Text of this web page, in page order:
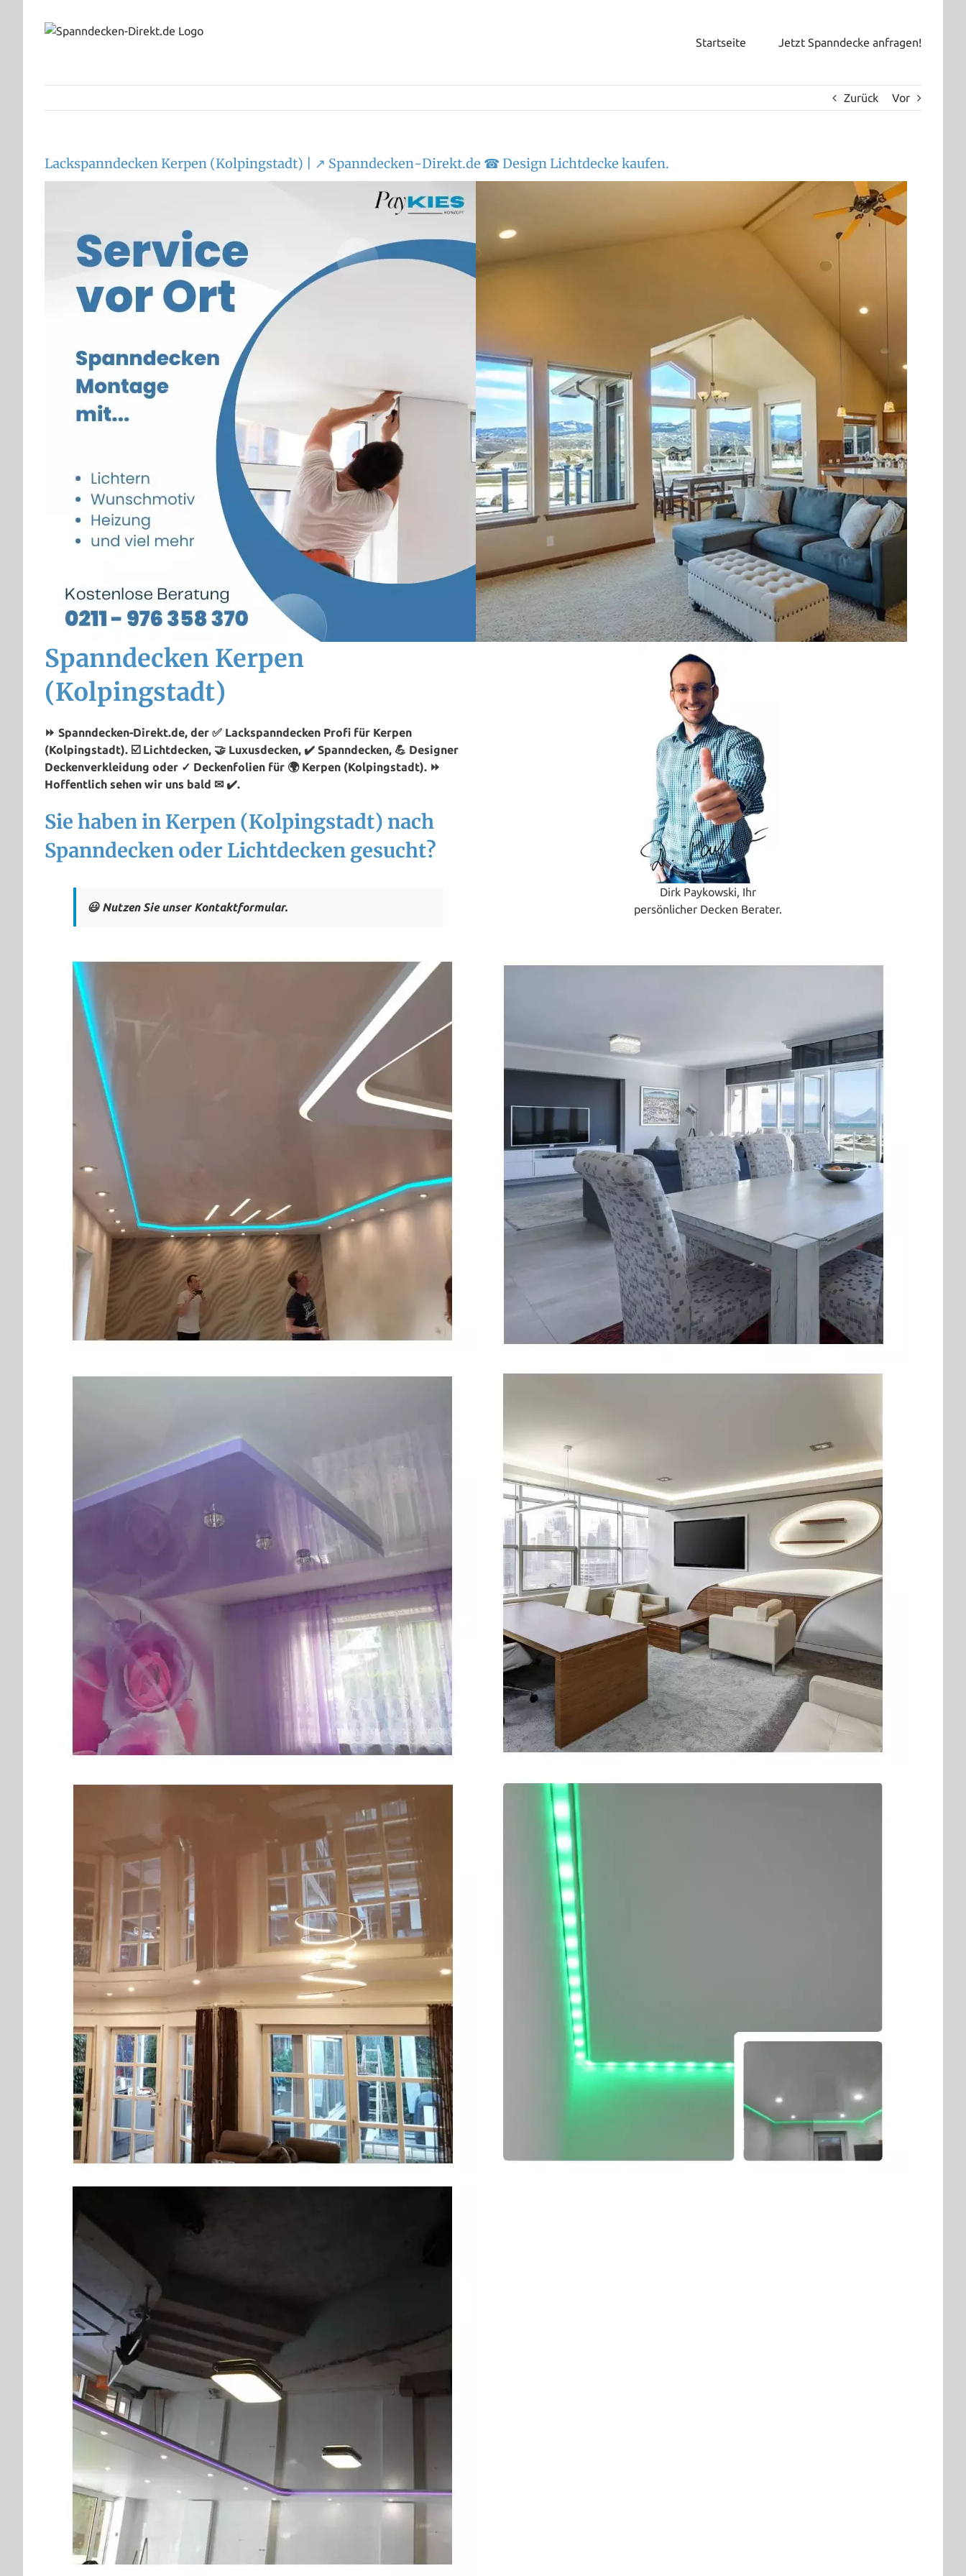
Startseite Jetzt Spanndecke anfragen!
Zurück Vor
Lackspanndecken Kerpen (Kolpingstadt) | ↗️ Spanndecken-Direkt.de ☎ Design Lichtdecke kaufen.
Spanndecken Kerpen
(Kolpingstadt)
⏩ Spanndecken-Direkt.de, der ✅ Lackspanndecken Profi für Kerpen
(Kolpingstadt). ☑️ Lichtdecken, 🤝 Luxusdecken, ✔️ Spanndecken, 💪 Designer
Deckenverkleidung oder ✓ Deckenfolien für 🌍 Kerpen (Kolpingstadt). ⏩
Hoffentlich sehen wir uns bald ✉ ✔️.
Sie haben in Kerpen (Kolpingstadt) nach
Spanndecken oder Lichtdecken gesucht?
😃 Nutzen Sie unser Kontaktformular.
Dirk Paykowski, Ihr
persönlicher Decken Berater.